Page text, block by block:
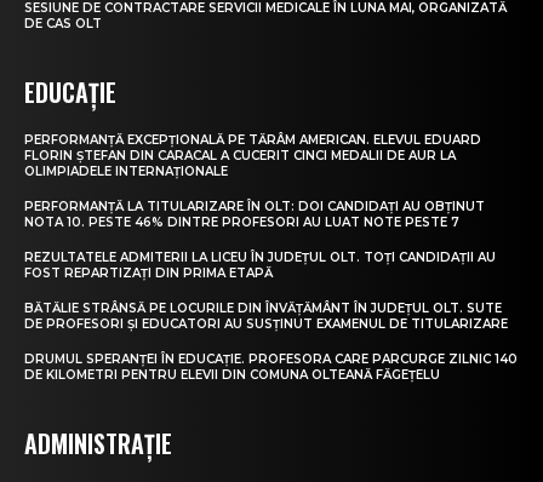
SESIUNE DE CONTRACTARE SERVICII MEDICALE ÎN LUNA MAI, ORGANIZATĂ
DE CAS OLT
EDUCAȚIE
PERFORMANȚĂ EXCEPȚIONALĂ PE TĂRÂM AMERICAN. ELEVUL EDUARD
FLORIN ȘTEFAN DIN CARACAL A CUCERIT CINCI MEDALII DE AUR LA
OLIMPIADELE INTERNAȚIONALE
PERFORMANȚĂ LA TITULARIZARE ÎN OLT: DOI CANDIDAȚI AU OBȚINUT
NOTA 10. PESTE 46% DINTRE PROFESORI AU LUAT NOTE PESTE 7
REZULTATELE ADMITERII LA LICEU ÎN JUDEȚUL OLT. TOȚI CANDIDAȚII AU
FOST REPARTIZAȚI DIN PRIMA ETAPĂ
BĂTĂLIE STRÂNSĂ PE LOCURILE DIN ÎNVĂȚĂMÂNT ÎN JUDEȚUL OLT. SUTE
DE PROFESORI ȘI EDUCATORI AU SUSȚINUT EXAMENUL DE TITULARIZARE
DRUMUL SPERANȚEI ÎN EDUCAȚIE. PROFESORA CARE PARCURGE ZILNIC 140
DE KILOMETRI PENTRU ELEVII DIN COMUNA OLTEANĂ FĂGEȚELU
ADMINISTRAȚIE